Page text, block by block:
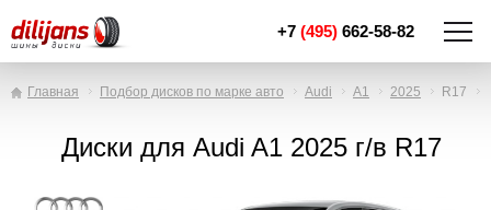
+7 (495) 662-58-82
Главная Подбор дисков по марке авто Audi A1 2025 R17
Диски для Audi A1 2025 г/в R17